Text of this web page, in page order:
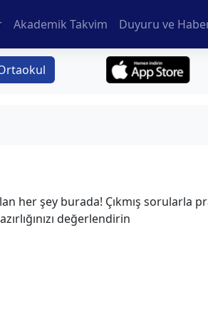
Akademik Takvim Duyuru ve
her şey burada! Çıkmış sorularla
değerlendirin